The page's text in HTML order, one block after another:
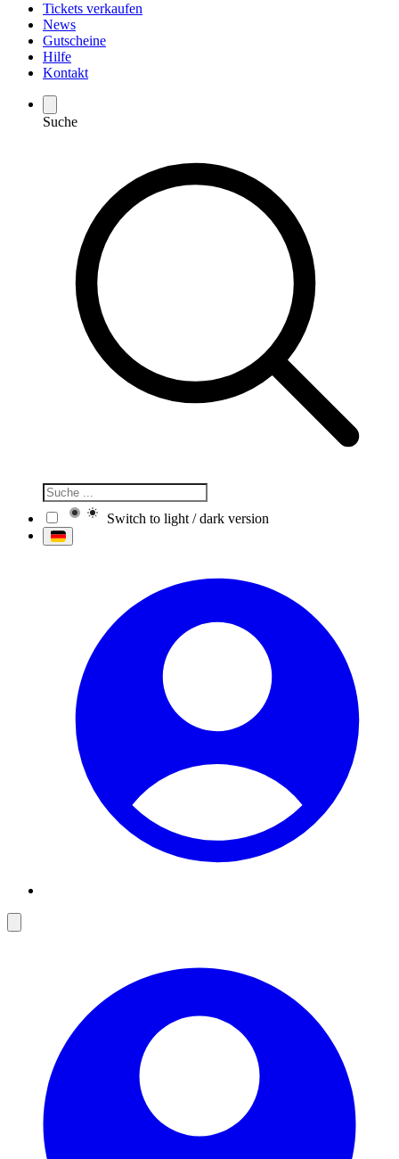
Tickets verkaufen
News
Gutscheine
Hilfe
Kontakt
Suche
Switch to light / dark version